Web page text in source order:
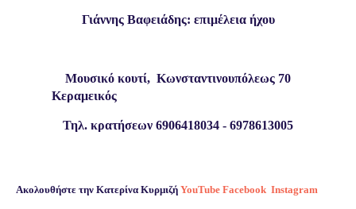
Γιάννης Βαφειάδης: επιμέλεια ήχου
Μουσικό κουτί, Κωνσταντινουπόλεως 70
Κεραμεικός
Τηλ. κρατήσεων 6906418034 - 6978613005
Ακολουθήστε την Κατερίνα Κυρμιζή YouTube Facebook Instagram